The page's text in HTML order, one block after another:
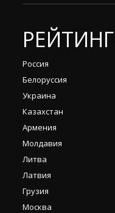
Россия
Белоруссия
Украина
Казахстан
Армения
Молдавия
Литва
Латвия
Грузия
Москва